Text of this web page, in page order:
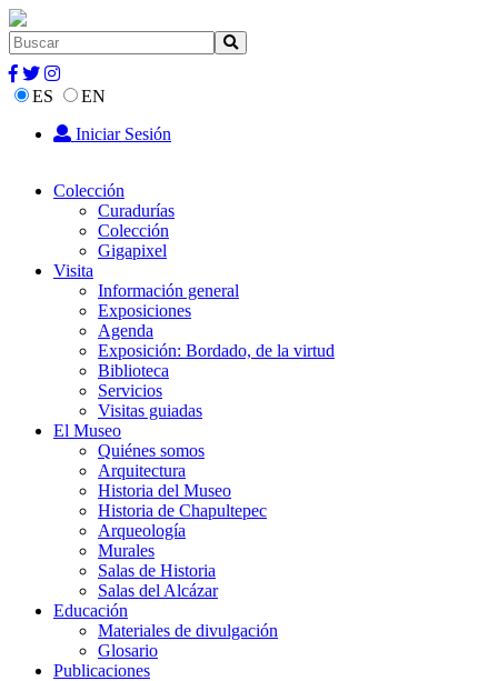
ES
EN
Iniciar Sesión
Colección
Curadurías
Colección
Gigapixel
Visita
Información general
Exposiciones
Agenda
Exposición: Bordado, de la virtud
Biblioteca
Servicios
Visitas guiadas
El Museo
Quiénes somos
Arquitectura
Historia del Museo
Historia de Chapultepec
Arqueología
Murales
Salas de Historia
Salas del Alcázar
Educación
Materiales de divulgación
Glosario
Publicaciones